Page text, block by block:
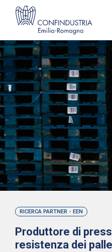
RICERCA PARTNER - EEN
Produttore di
resistenza dei